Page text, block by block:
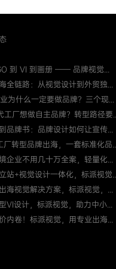
到 VI 到画册 —— 品牌视觉...
全链路：从视觉设计到外贸独...
为什么一定要做品牌？三个现...
工厂想做自主品牌？转型路径要
品牌书：品牌设计如何让宣传...
厂转型品牌出海，一套标准化品
企业不用几十万全案，轻量化...
站+视觉设计一体化，标派视觉
海视觉解决方案，标派视觉，...
VI设计，标派视觉，助力中小...
内卷！标派视觉，用专业出海...